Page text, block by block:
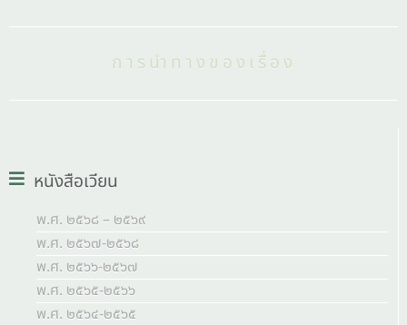
การนำทางของเรื่อง
หนังสือเวียน
พ.ศ. ๒๕๖๘ – ๒๕๖๙
พ.ศ. ๒๕๖๗-๒๕๖๘
พ.ศ. ๒๕๖๖-๒๕๖๗
พ.ศ. ๒๕๖๕-๒๕๖๖
พ.ศ. ๒๕๖๔-๒๕๖๕